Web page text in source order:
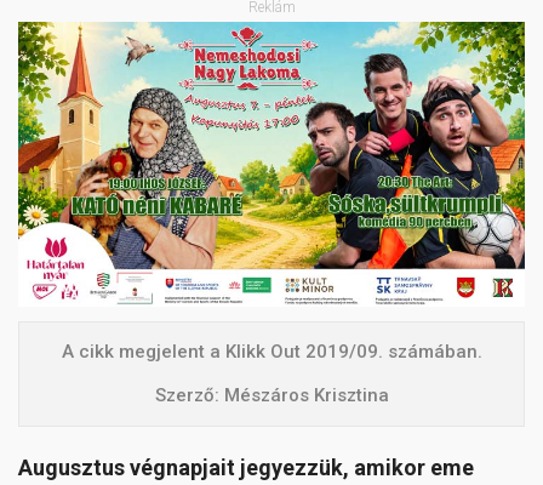
Reklám
A cikk megjelent a Klikk Out 2019/09. számában.
Szerző: Mészáros Krisztina
Augusztus végnapjait jegyezzük, amikor eme